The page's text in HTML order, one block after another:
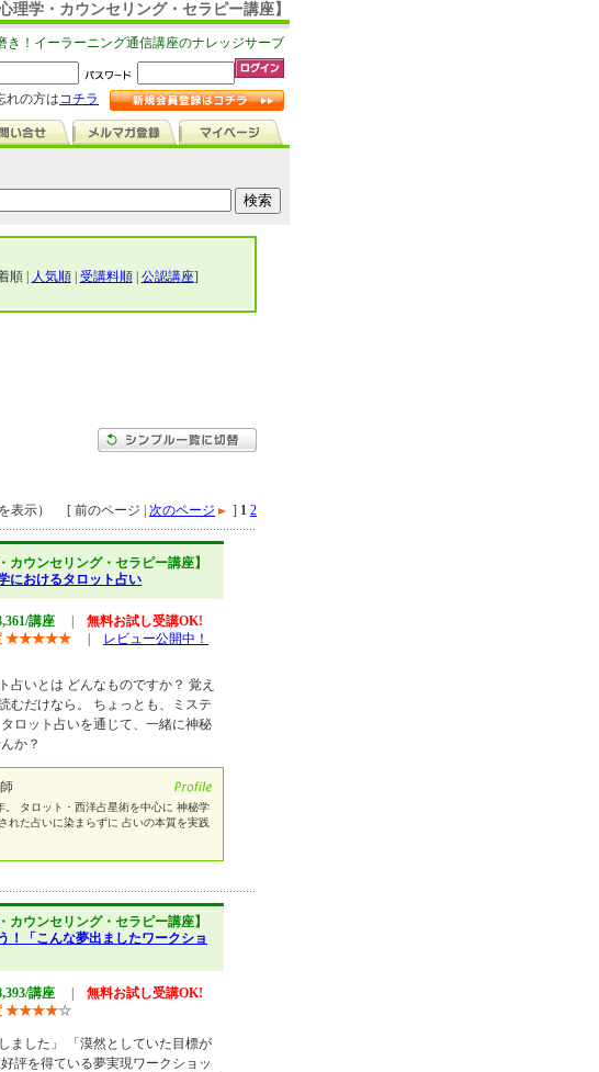
理学・カウンセリング・セラピー講座】
き！イーラーニング通信講座のナレッジサーブ
れの方はコチラ
順 | 人気順| 受講料順| 公認講座]
表示） [ 前のページ | 次のページ ] 1 2
カウンセリング・セラピー講座】
におけるタロット占い
講座
無料お試し受講OK!
★★★★★ レビュー公開中！
占いとは どんなものですか？ 覚え
むだけなら。 ちょっとも、ミステ
ロット占いを通じて、一緒に神秘
か？
。 タロット・西洋占星術を中心に 神秘学
れた占いに染まらずに 占いの本質を実践
カウンセリング・セラピー講座】
！「こんな夢出ましたワークショ
講座
無料お試し受講OK!
★★★★☆
ました」 「漠然としていた目標が
評を得ている夢実現ワークショッ